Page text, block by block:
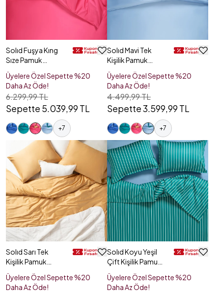
Solıd Fuşya Kıng
Sıze Pamuk
Nevresim Seti
Üyelere Özel Sepette %20
Daha Az Öde!
6.299,99 TL
Sepette 5.039,99 TL
+7
Solıd Mavi Tek
Kişilik Pamuk
Nevresim Seti
Üyelere Özel Sepette %20
Daha Az Öde!
4.499,99 TL
Sepette 3.599,99 TL
+7
Solıd Sarı Tek
Kişilik Pamuk
Nevresim Seti
Üyelere Özel Sepette %20
Daha Az Öde!
Solıd Koyu Yeşil
Çift Kişilik Pamuk
Saten Nevresim
Seti
Üyelere Özel Sepette %20
Daha Az Öde!